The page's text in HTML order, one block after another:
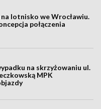
lotnisko we Wrocławiu.
połączenia
na skrzyżowaniu ul.
MPK